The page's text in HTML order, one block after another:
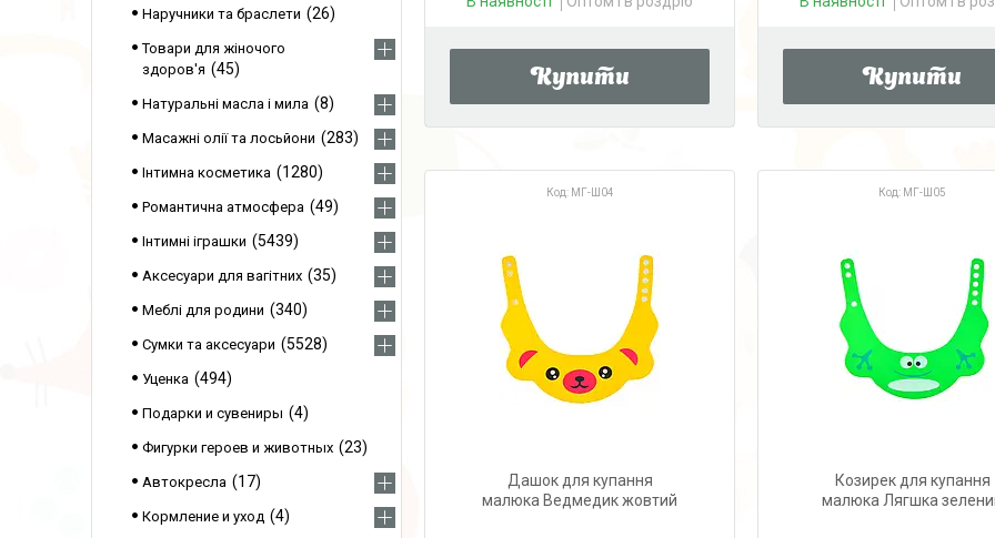
Купити Купити
МГ-Ш04
Дашок для купання
малюка Ведмедик жовтий
МГ-Ш05
Козирек для купання
малюка Лягшка
Наручники та браслети 26
Товари для жіночого
здоров'я
45
Натуральні масла і мила 8
Масажні олії та лосьйони 283
Інтимна косметика 1280
Романтична атмосфера 49
Інтимні іграшки 5439
Аксесуари для вагітних 35
Меблі для родини 340
Сумки та аксесуари 5528
Уценка 494
Подарки и сувениры 4
Фигурки героев и животных 23
Автокресла 17
Кормление и уход 4